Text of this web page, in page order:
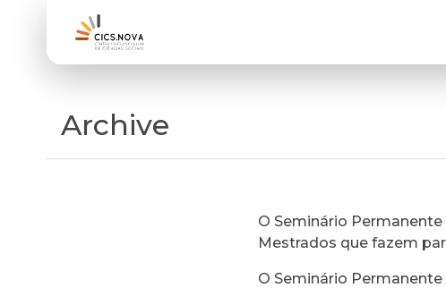
Archive
O Seminário Permanente
Mestrados que fazem
O Seminário